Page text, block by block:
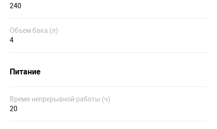
240
Объем бака (л)
4
Питание
Время непрерывной работы (ч)
20